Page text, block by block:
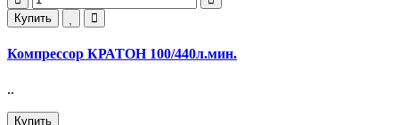
Купить
Компрессор КРАТОН 100/440л.мин.
..
Купить